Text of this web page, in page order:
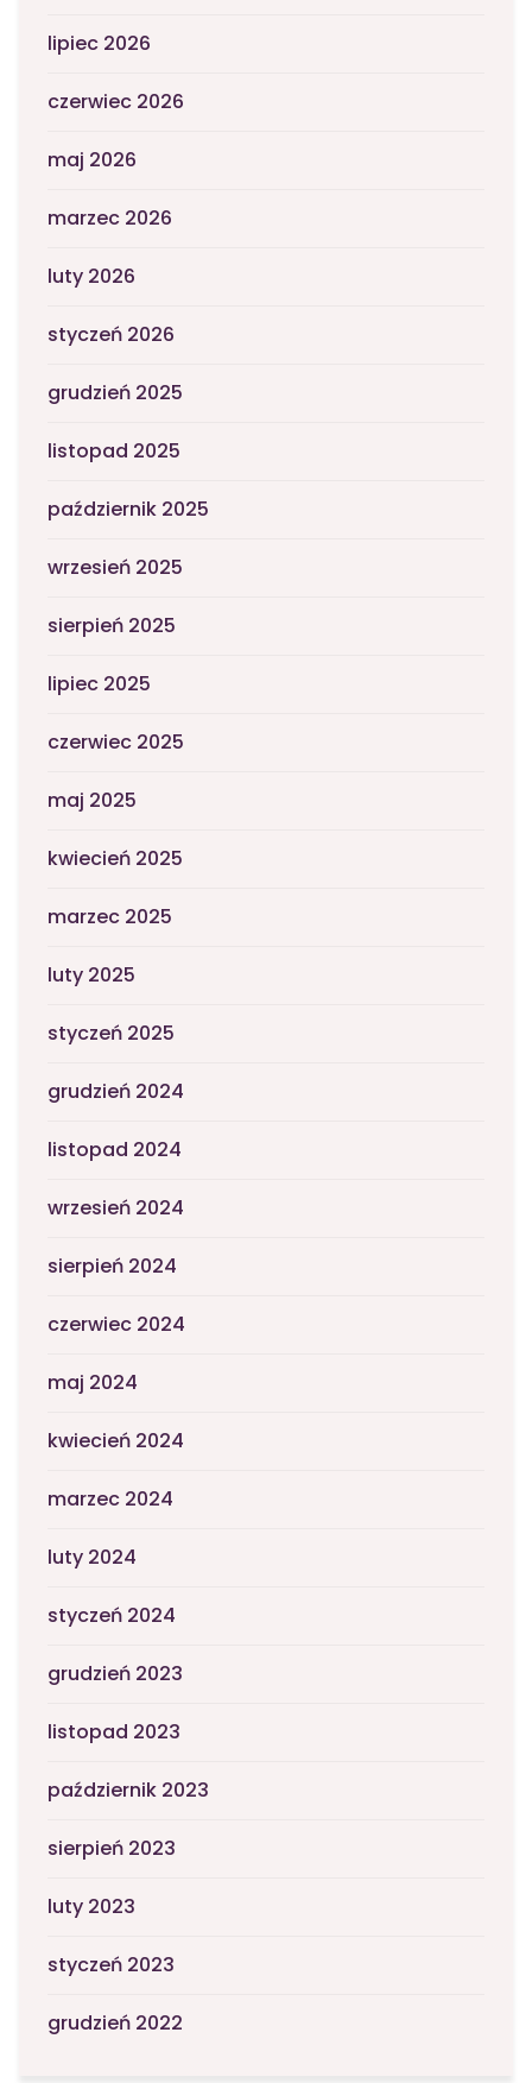
lipiec 2026
czerwiec 2026
maj 2026
marzec 2026
luty 2026
styczeń 2026
grudzień 2025
listopad 2025
październik 2025
wrzesień 2025
sierpień 2025
lipiec 2025
czerwiec 2025
maj 2025
kwiecień 2025
marzec 2025
luty 2025
styczeń 2025
grudzień 2024
listopad 2024
wrzesień 2024
sierpień 2024
czerwiec 2024
maj 2024
kwiecień 2024
marzec 2024
luty 2024
styczeń 2024
grudzień 2023
listopad 2023
październik 2023
sierpień 2023
luty 2023
styczeń 2023
grudzień 2022